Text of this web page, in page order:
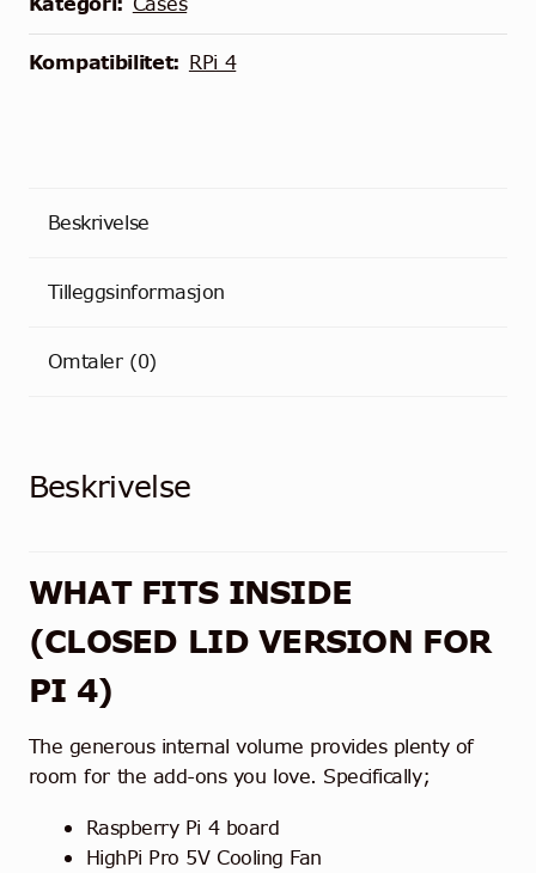
Kompatibilitet: RPi 4
Beskrivelse
Tilleggsinformasjon
Omtaler (0)
Beskrivelse
WHAT FITS INSIDE
(CLOSED LID VERSION FOR
PI 4)
The generous internal volume provides plenty of
room for the add-ons you love. Specifically;
Raspberry Pi 4 board
HighPi Pro 5V Cooling Fan